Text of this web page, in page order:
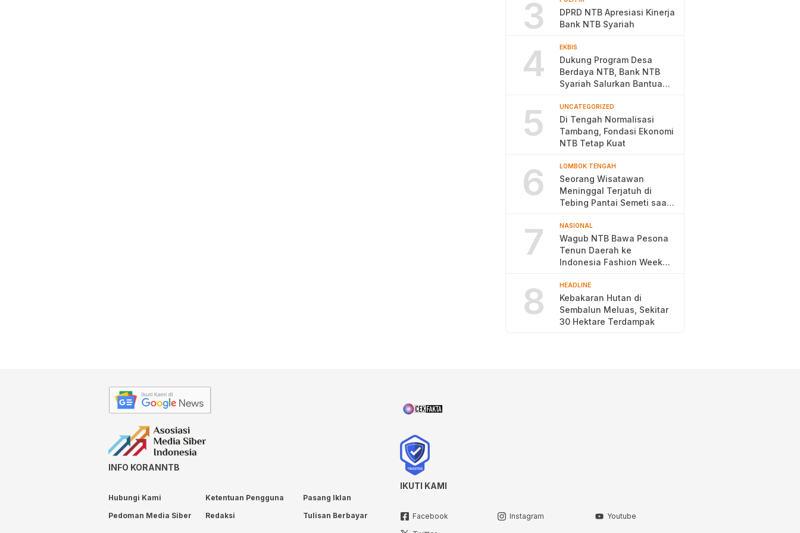
3
DPRD NTB Apresiasi Kinerja
Bank NTB Syariah
4 EKBIS
Dukung Program Desa
Berdaya NTB, Bank NTB
Syariah Salurkan Bantuan
5 UNCATEGORIZED
Di Tengah Normalisasi
Tambang, Fondasi Ekonomi
NTB Tetap Kuat
6 LOMBOK TENGAH
Seorang Wisatawan
Meninggal Terjatuh di
Tebing Pantai Semeti saat
7 NASIONAL
Wagub NTB Bawa Pesona
Tenun Daerah ke
Indonesia Fashion Week
8 HEADLINE
Kebakaran Hutan di
Sembalun Meluas, Sekitar
30 Hektare Terdampak
INFO KORANNTB
Hubungi Kami Ketentuan Pengguna
Pasang Iklan
Pedoman Media Siber
Redaksi Tulisan Berbayar
IKUTI KAMI
Facebook Instagram
Youtube